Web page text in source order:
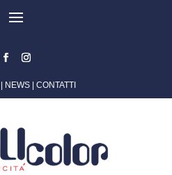
NEWS |CONTATTI